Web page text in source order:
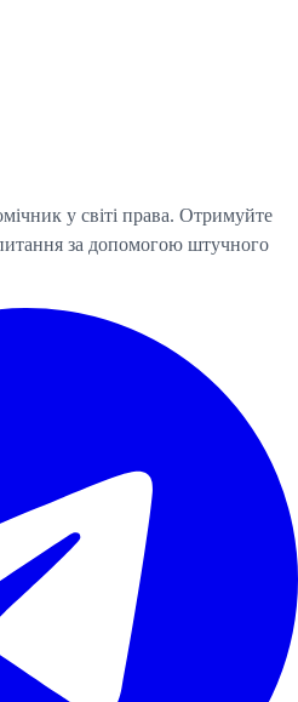
у світі права. Отримуйте
питання за допомогою штучного